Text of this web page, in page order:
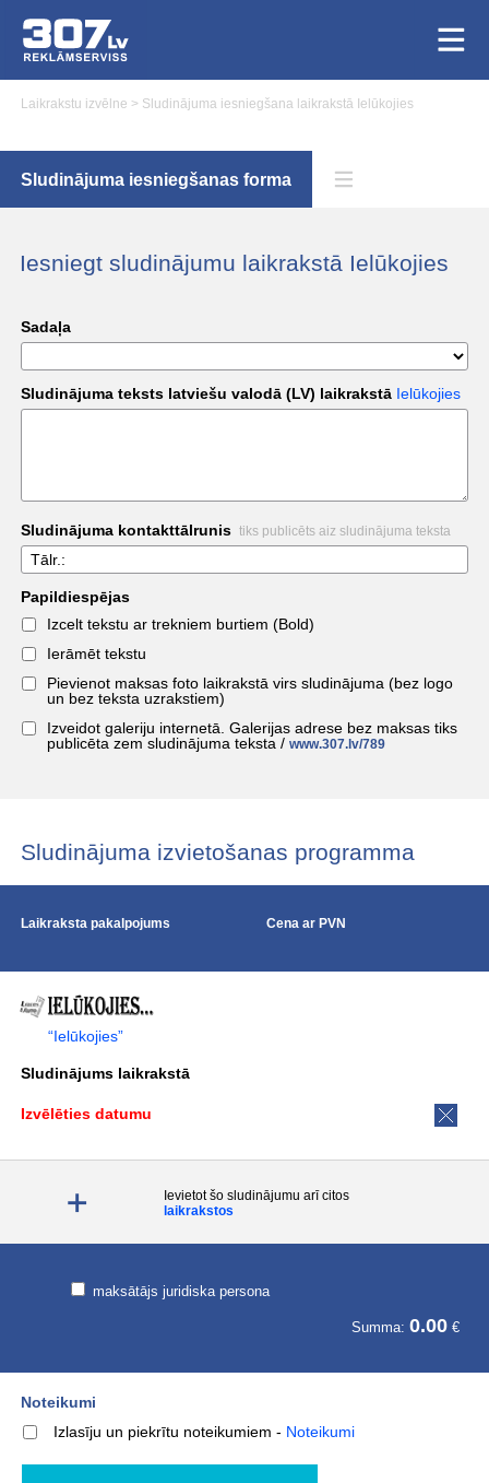
Laikrakstu izvēlne > Sludinājuma iesniegšana laikrakstā Ielūkojies
Sludinājuma iesniegšanas forma
Iesniegt sludinājumu laikrakstā Ielūkojies
Sadaļa
Sludinājuma teksts latviešu valodā (LV) laikrakstā Ielūkojies
Sludinājuma kontakttālrunis tiks publicēts aiz sludinājuma teksta
Tālr.:
Papildiespējas
Izcelt tekstu ar trekniem burtiem (Bold)
Ierāmēt tekstu
Pievienot maksas foto laikrakstā virs sludinājuma (bez logo
un bez teksta uzrakstiem)
Izveidot galeriju internetā. Galerijas adrese bez maksas tiks
publicēta zem sludinājuma teksta / www.307.lv/789
Sludinājuma izvietošanas programma
Laikraksta pakalpojums Cena ar PVN
“Ielūkojies”
Sludinājums laikrakstā
Izvēlēties datumu
Ievietot šo sludinājumu arī citos
laikrakstos
maksātājs juridiska persona
Summa: 0.00€
Noteikumi
Izlasīju un piekrītu noteikumiem - Noteikumi